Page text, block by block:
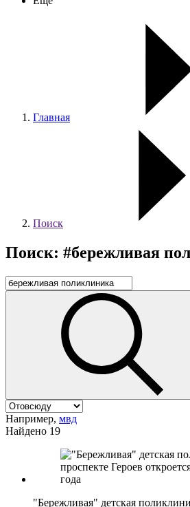
Главная
Поиск
Поиск: #бережливая
Например, мвд
Найдено 19
"Бережливая" детская